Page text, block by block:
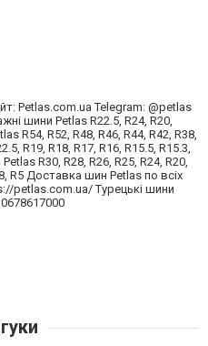
Petlas.com.ua Telegram: @petlas
шини Petlas R22.5, R24, R20,
R54, R52, R48, R46, R44, R42, R38,
R19, R18, R17, R16, R15.5, R15.3,
R30, R28, R26, R25, R24, R20,
R5 Доставка шин Petlas по всіх
petlas.com.ua/ Турецькі шини